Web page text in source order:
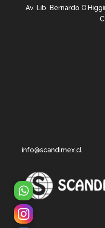
Av. Lib. Bernardo
info@scandimex.cl
WhatsApp
Instagram